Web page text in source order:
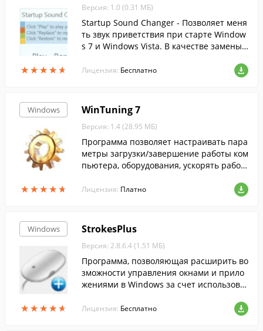
★★★★★
★★★★★
Версия: 1.0 (0.31 МБ)
Startup Sound Changer - Позволяет меня
ть звук приветствия при старте Window
s 7 и Windows Vista. В качестве замены
л.
Лицензия: Бесплатно
Windows
★★★★★
★★★★★
WinTuning 7
Версия: 1.4 (28.95 МБ)
Программа позволяет настраивать пара
метры загрузки/завершение работы ком
пьютера, оборудования, ускорять работ
скрытые настройки Windows 7.
Лицензия: Платно
Windows
★★★★★
★★★★★
StrokesPlus
Версия: 2.8.6.4 (1.51 МБ)
Программа, позволяющая расширить во
зможности управления окнами и прило
жениями в Windows за счет использова
Лицензия: Бесплатно